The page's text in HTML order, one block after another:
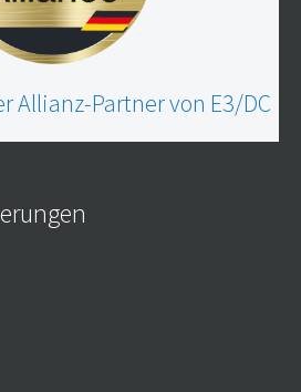
Allianz-Partner von E3/DC